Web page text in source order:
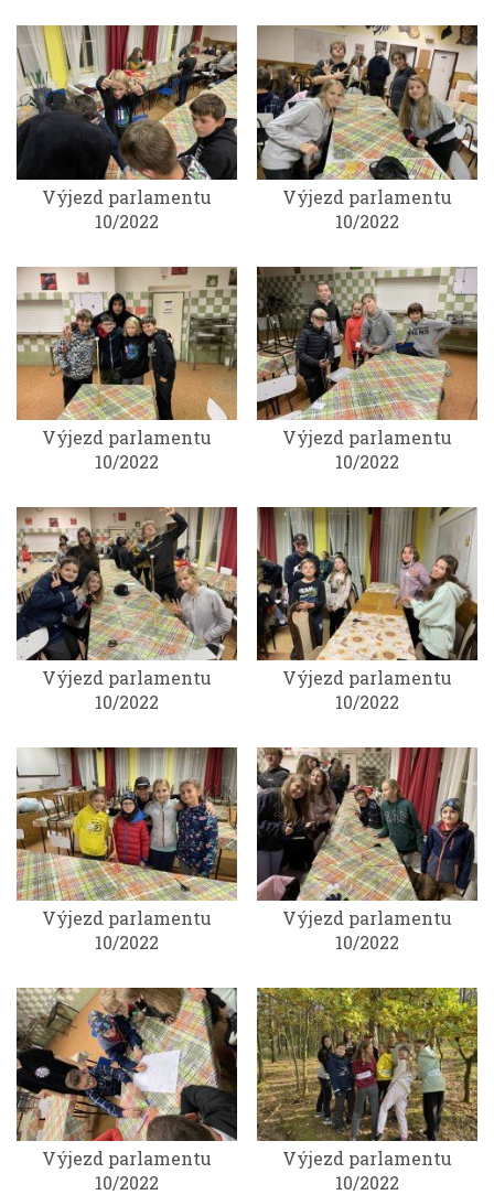
Výjezd parlamentu
10/2022
Výjezd parlamentu
10/2022
Výjezd parlamentu
10/2022
Výjezd parlamentu
10/2022
Výjezd parlamentu
10/2022
Výjezd parlamentu
10/2022
Výjezd parlamentu
10/2022
Výjezd parlamentu
10/2022
Výjezd parlamentu
10/2022
Výjezd parlamentu
10/2022